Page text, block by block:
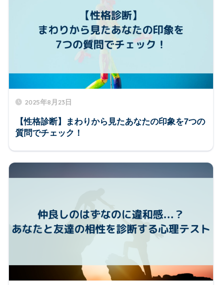
2025年8月23日
【性格診断】まわりから見たあなたの印象を7つの
質問でチェック！